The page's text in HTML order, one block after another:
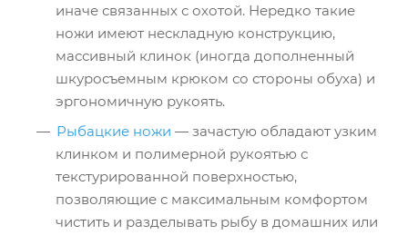
иначе связанных с охотой. Нередко такие
ножи имеют нескладную конструкцию,
массивный клинок (иногда дополненный
шкуросъемным крюком со стороны обуха) и
эргономичную рукоять.
Рыбацкие ножи — зачастую обладают узким
клинком и полимерной рукоятью с
текстурированной поверхностью,
позволяющие с максимальным комфортом
чистить и разделывать рыбу в домашних или